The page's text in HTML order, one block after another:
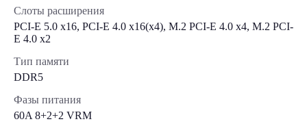
Слоты расширения
PCI-E 5.0 x16, PCI-E 4.0 x16(x4), M.2 PCI-E 4.0 x4, M.2 PCI-
E 4.0 x2
Тип памяти
DDR5
Фазы питания
60A 8+2+2 VRM